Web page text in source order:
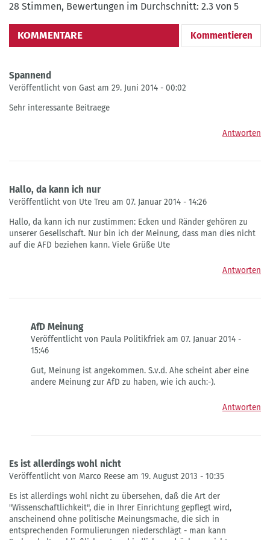
28 Stimmen, Bewertungen im Durchschnitt: 2.3 von 5
KOMMENTARE Kommentieren
Spannend
Veröffentlicht von Gast am 29. Juni 2014 - 00:02
Sehr interessante Beitraege
Antworten
Hallo, da kann ich nur
Veröffentlicht von Ute Treu am 07. Januar 2014 - 14:26
Hallo, da kann ich nur zustimmen: Ecken und Ränder gehören zu
unserer Gesellschaft. Nur bin ich der Meinung, dass man dies nicht
auf die AFD beziehen kann. Viele Grüße Ute
Antworten
AfD Meinung
Veröffentlicht von Paula Politikfriek am 07. Januar 2014 -
15:46
auf
Hallo,
Treu
Gut, Meinung ist angekommen. S.v.d. Ahe scheint aber eine
andere Meinung zur AfD zu haben, wie ich auch:-).
Antworten
Es ist allerdings wohl nicht
Veröffentlicht von Marco Reese am 19. August 2013 - 10:35
Es ist allerdings wohl nicht zu übersehen, daß die Art der
"Wissenschaftlichkeit", die in Ihrer Einrichtung gepflegt wird,
anscheinend ohne politische Meinungsmache, die sich in
entsprechenden Formulierungen niederschlägt - man kann